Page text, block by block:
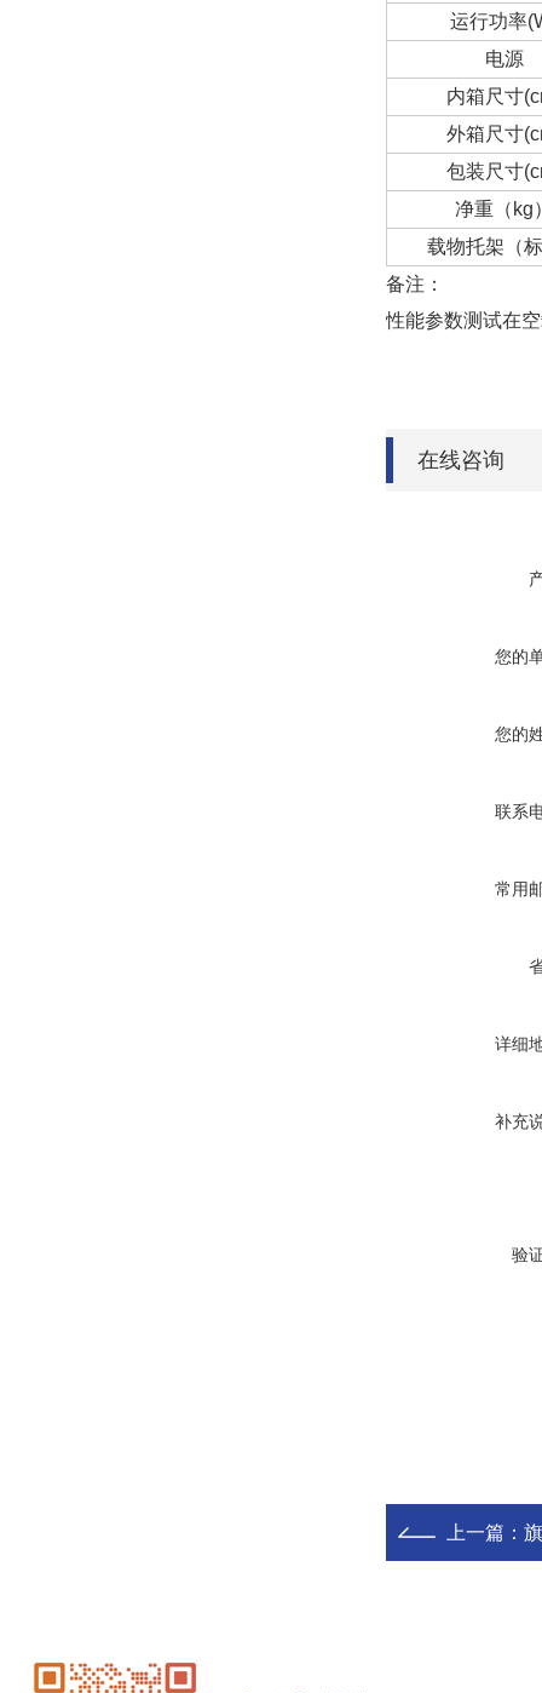
运行功率
电源
内箱尺寸
外箱尺寸
包装尺寸
净重（kg
载物托架（
备注：
性能参数测试在
在线咨询
您的
您的
联系
常用
详细
补充
验
上一篇：